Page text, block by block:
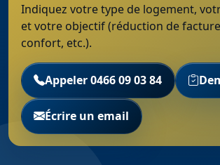
Indiquez votre type de logement,
et votre objectif (réduction de
confort, etc.).
Appeler 0466 09 03 84
Écrire un email